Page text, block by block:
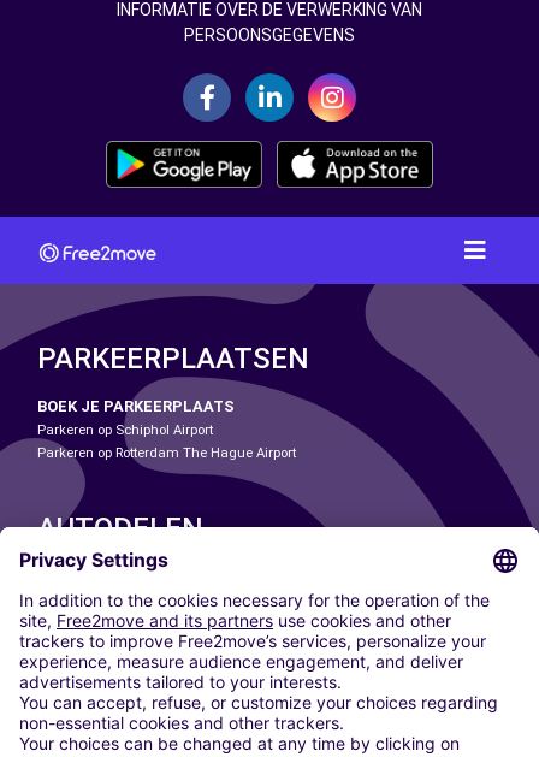
INFORMATIE OVER DE VERWERKING VAN
PERSOONSGEGEVENS
PARKEERPLAATSEN
BOEK JE PARKEERPLAATS
Parkeren op Schiphol Airport
Parkeren op Rotterdam The Hague Airport
AUTODELEN
ONZE STEDEN
Paris
Madrid
Washington DC
Milaan
Rome
Turijn
Wenen